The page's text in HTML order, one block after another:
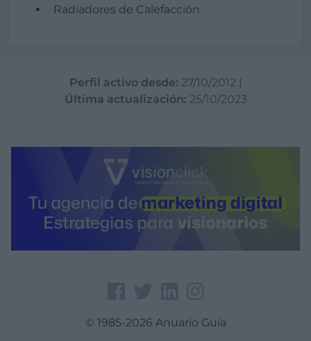
Radiadores de Calefacción
Perfil activo desde: 27/10/2012 |
Última actualización: 25/10/2023
© 1985-2026 Anuario Guía